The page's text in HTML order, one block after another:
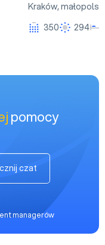
Kraków,
350
294
pomocy
czat
managerów